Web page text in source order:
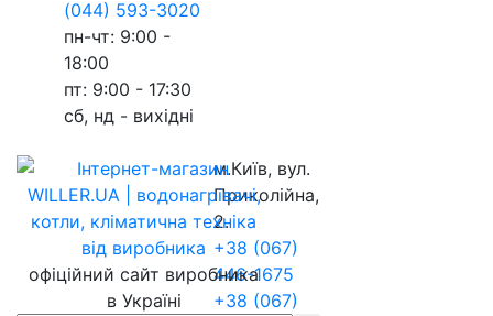
(044) 593-3020
пн-чт: 9:00 -
18:00
пт: 9:00 - 17:30
сб, нд - вихідні
м.Київ, вул.
Приколійна,
2.
+38 (067)
446-1675
+38 (067)
офіційний сайт виробника
в Україні